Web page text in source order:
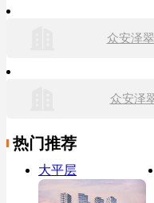
众安泽
众安泽
热门推荐
大平层